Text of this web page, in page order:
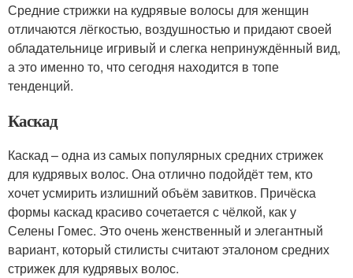
Средние стрижки на кудрявые волосы для женщин
отличаются лёгкостью, воздушностью и придают своей
обладательнице игривый и слегка непринуждённый вид,
а это именно то, что сегодня находится в топе
тенденций.
Каскад
Каскад – одна из самых популярных средних стрижек
для кудрявых волос. Она отлично подойдёт тем, кто
хочет усмирить излишний объём завитков. Причёска
формы каскад красиво сочетается с чёлкой, как у
Селены Гомес. Это очень женственный и элегантный
вариант, который стилисты считают эталоном средних
стрижек для кудрявых волос.